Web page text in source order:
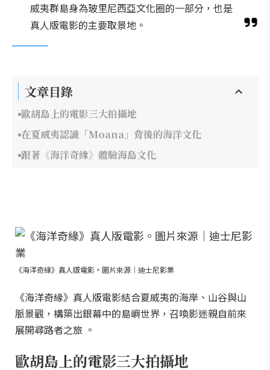
威夷群島身為玻里尼西亞文化圈的一部分，也是
真人版電影的主要取景地。
文章目錄
歐胡島上的電影三大拍攝地
在夏威夷認識「Moana」背後的海洋文化
跟著《海洋奇緣》體驗海島文化
《海洋奇緣》真人版電影。圖片來源｜迪士尼影業
《海洋奇緣》真人版電影結合夏威夷的海岸、山谷與山
脈景觀，構築出銀幕中的島嶼世界，召喚影迷親自前來
展開尋路者之旅 。
歐胡島上的電影三大拍攝地